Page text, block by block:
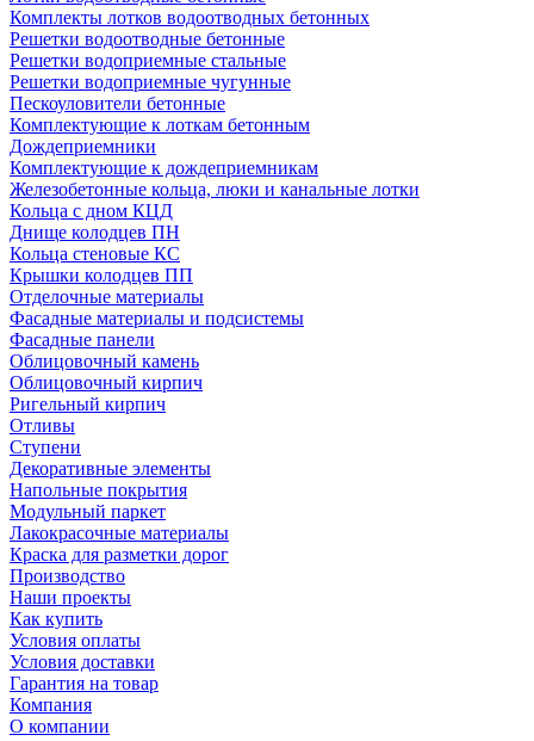
Комплекты лотков водоотводных бетонных
Решетки водоотводные бетонные
Решетки водоприемные стальные
Решетки водоприемные чугунные
Пескоуловители бетонные
Комплектующие к лоткам бетонным
Дождеприемники
Комплектующие к дождеприемникам
Железобетонные кольца, люки и канальные лотки
Кольца с дном КЦД
Днище колодцев ПН
Кольца стеновые КС
Крышки колодцев ПП
Отделочные материалы
Фасадные материалы и подсистемы
Фасадные панели
Облицовочный камень
Облицовочный кирпич
Ригельный кирпич
Отливы
Ступени
Декоративные элементы
Напольные покрытия
Модульный паркет
Лакокрасочные материалы
Краска для разметки дорог
Производство
Наши проекты
Как купить
Условия оплаты
Условия доставки
Гарантия на товар
Компания
О компании